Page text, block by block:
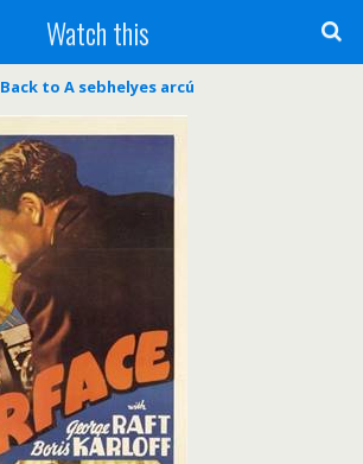
Watch this
Back to A sebhelyes arcú